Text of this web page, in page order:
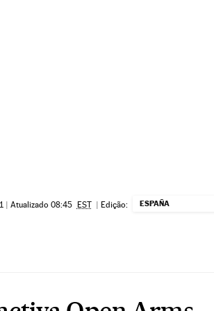
| Atualizado 08:45 EST | Edição: ESPAÑA